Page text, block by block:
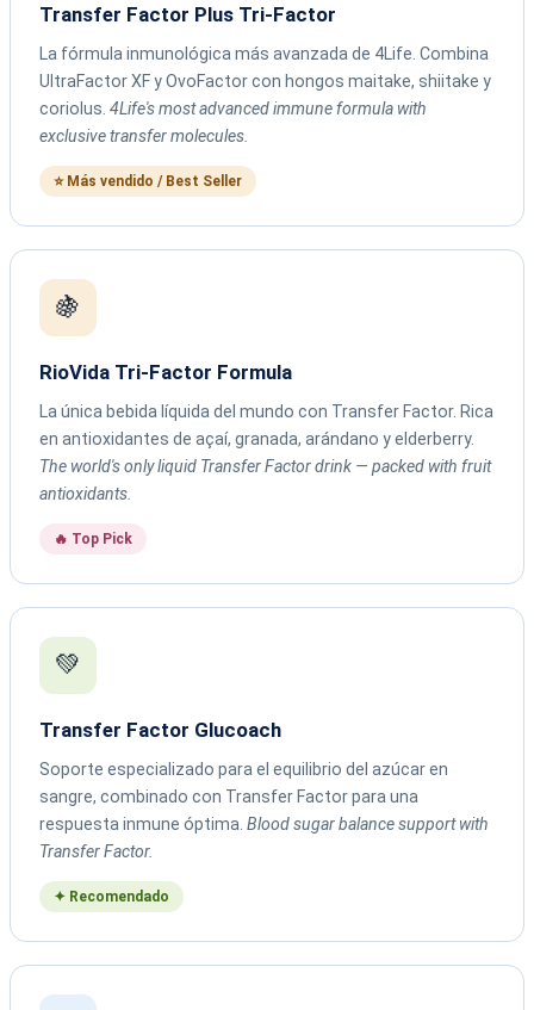
Transfer Factor Plus Tri-Factor
La fórmula inmunológica más avanzada de 4Life. Combina
UltraFactor XF y OvoFactor con hongos maitake, shiitake y
coriolus. 4Life's most advanced immune formula with
exclusive transfer molecules.
⭐ Más vendido / Best Seller
🍇
RioVida Tri-Factor Formula
La única bebida líquida del mundo con Transfer Factor. Rica
en antioxidantes de açaí, granada, arándano y elderberry.
The world's only liquid Transfer Factor drink — packed with fruit
antioxidants.
🔥 Top Pick
💚
Transfer Factor Glucoach
Soporte especializado para el equilibrio del azúcar en
sangre, combinado con Transfer Factor para una
respuesta inmune óptima. Blood sugar balance support with
Transfer Factor.
✦ Recomendado